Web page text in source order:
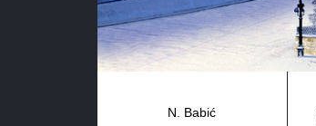
N. Babić